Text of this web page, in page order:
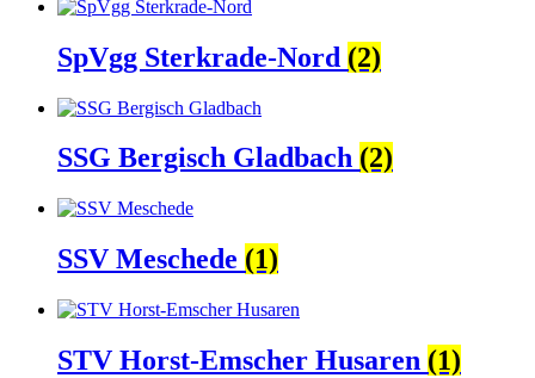
SpVgg Sterkrade-Nord (2)
SSG Bergisch Gladbach (2)
SSV Meschede (1)
STV Horst-Emscher Husaren (1)